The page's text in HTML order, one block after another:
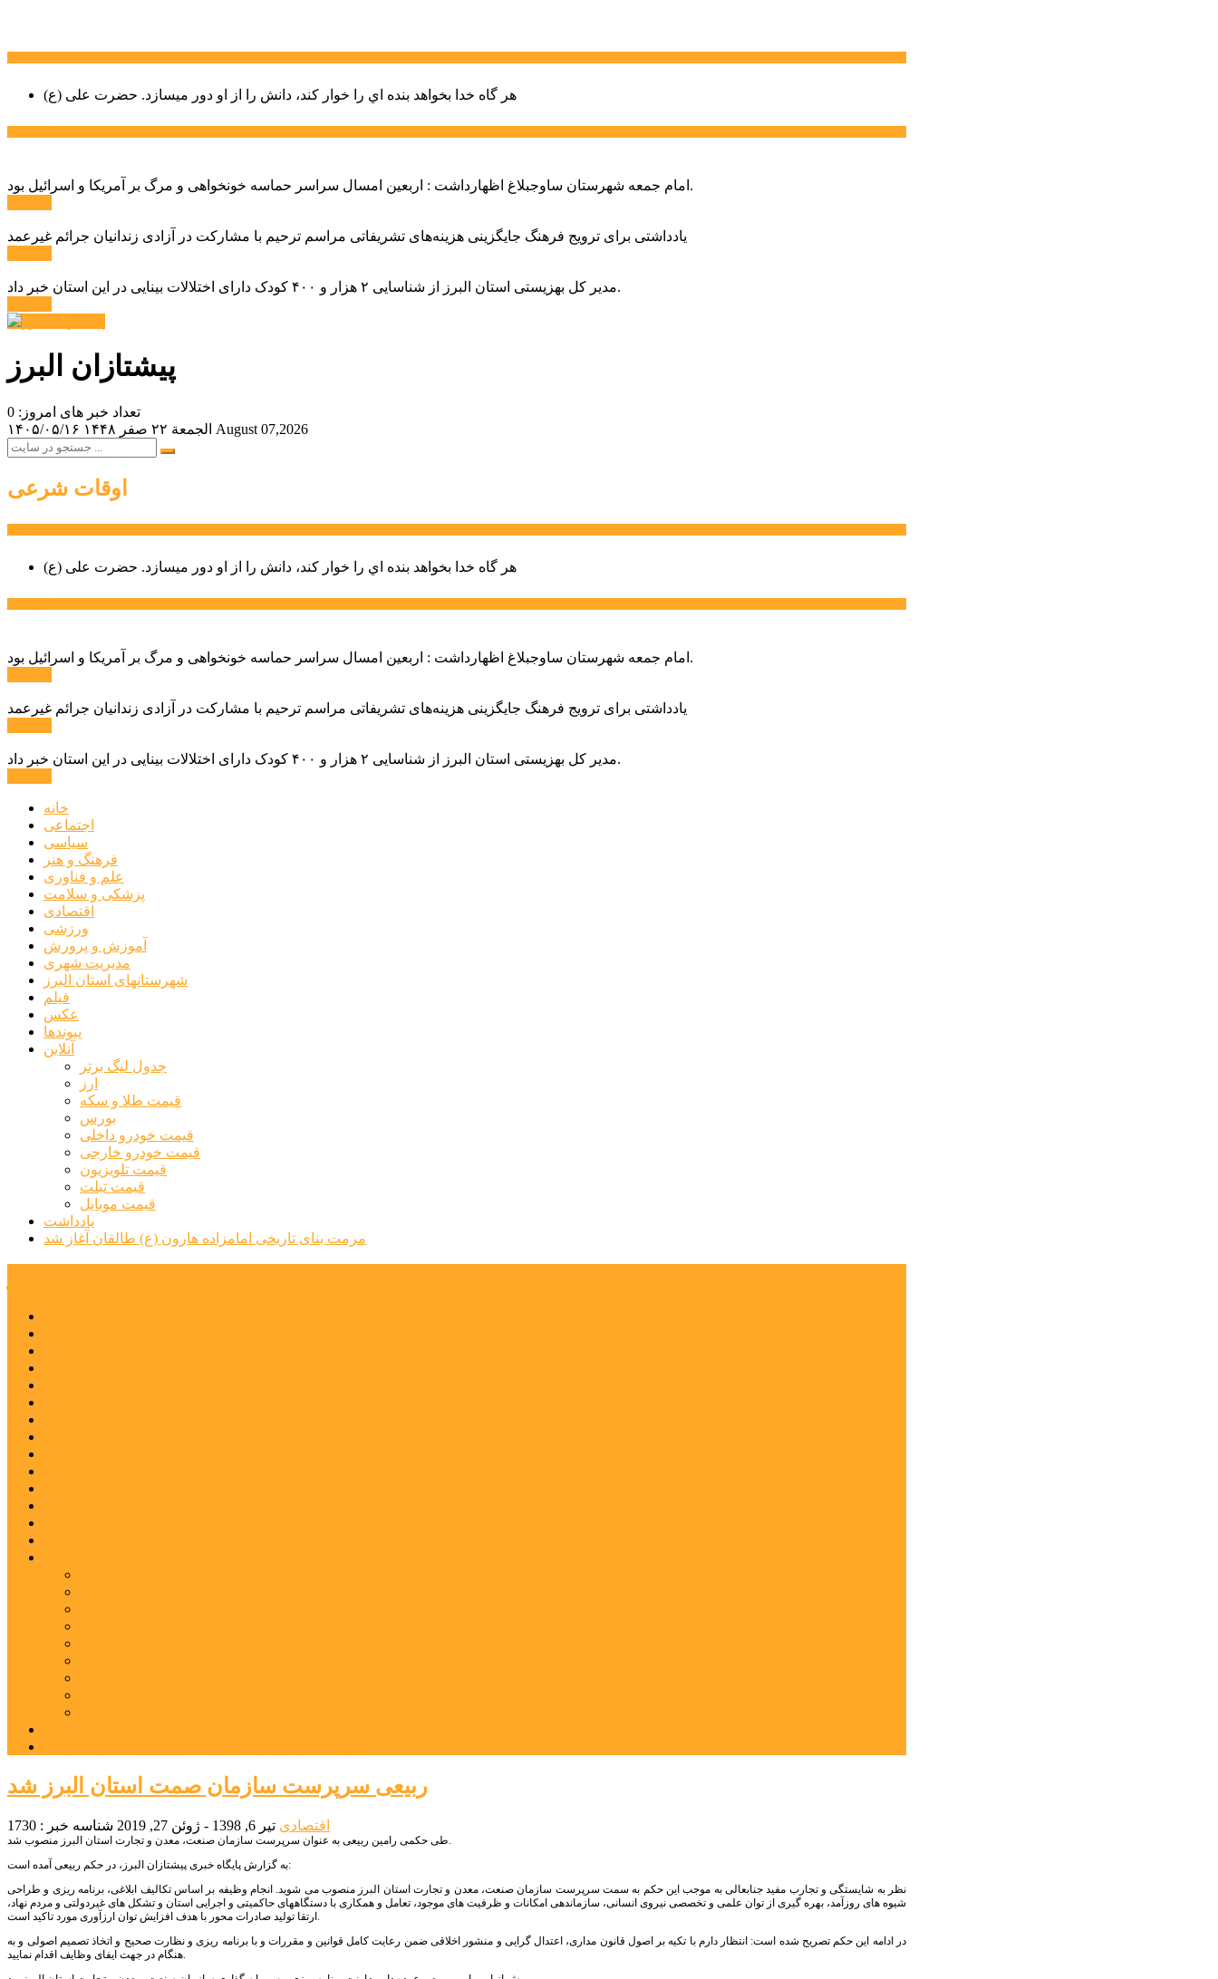
هر گاه خدا بخواهد بنده اي را خوار كند، دانش را از او دور میسازد. حضرت علی (ع)
امام جمعه شهرستان ساوجبلاغ اظهارداشت : اربعین امسال سراسر حماسه خونخواهی و مرگ بر آمریکا و اسرائیل بود.
یادداشتی برای ترویج فرهنگ جایگزینی هزینه‌های تشریفاتی مراسم ترحیم با مشارکت در آزادی زندانیان جرائم غیرعمد
مدیر کل بهزیستی استان البرز از شناسایی ۲ هزار و ۴۰۰ کودک دارای اختلالات بینایی در این استان خبر داد.
پیشتازان البرز
تعداد خبر های امروز: 0
۱۴۰۵/۰۵/۱۶
الجمعة ۲۲ صفر ۱۴۴۸ August 07,2026
اوقات شرعی
هر گاه خدا بخواهد بنده اي را خوار كند، دانش را از او دور میسازد. حضرت علی (ع)
امام جمعه شهرستان ساوجبلاغ اظهارداشت : اربعین امسال سراسر حماسه خونخواهی و مرگ بر آمریکا و اسرائیل بود.
یادداشتی برای ترویج فرهنگ جایگزینی هزینه‌های تشریفاتی مراسم ترحیم با مشارکت در آزادی زندانیان جرائم غیرعمد
مدیر کل بهزیستی استان البرز از شناسایی ۲ هزار و ۴۰۰ کودک دارای اختلالات بینایی در این استان خبر داد.
خانه
اجتماعی
سیاسی
فرهنگ و هنر
علم و فناوری
پزشکی و سلامت
اقتصادی
ورزشی
آموزش و پرورش
مدیریت شهری
شهرستانهای استان البرز
فیلم
عکس
پیوندها
آنلاین
جدول لیگ برتر
ارز
قیمت طلا و سکه
بورس
قیمت خودرو داخلی
قیمت خودرو خارجی
قیمت تلویزیون
قیمت تبلت
قیمت موبایل
یادداشت
مرمت بنای تاریخی امامزاده هارون (ع) طالقان آغاز شد
ربیعی سرپرست سازمان صمت استان البرز شد
اقتصادی تیر 6, 1398 - ژوئن 27, 2019 شناسه خبر : 1730
طی حکمی رامین ربیعی به عنوان سرپرست سازمان صنعت، معدن و تجارت استان البرز منصوب شد.
به گزارش پایگاه خبری پیشتازان البرز، در حکم ربیعی آمده است:
نظر به شایستگی و تجارب مفید جنابعالی به موجب این حکم به سمت سرپرست سازمان صنعت، معدن و تجارت استان البرز منصوب می شوید. انجام وظیفه بر اساس تکالیف ابلاغی، برنامه ریزی و طراحی
شیوه های روزآمد، بهره گیری از توان علمی و تخصصی نیروی انسانی، سازماندهی امکانات و ظرفیت های موجود، تعامل و همکاری با دستگاههای حاکمیتی و اجرایی استان و تشکل های غیردولتی و مردم نهاد،
ارتقا تولید صادرات محور با هدف افزایش توان ارزآوری مورد تاکید است.
در ادامه این حکم تصریح شده است: انتظار دارم با تکیه بر اصول قانون مداری، اعتدال گرایی و منشور اخلاقی ضمن رعایت کامل قوانین و مقررات و با برنامه ریزی و نظارت صحیح و اتخاذ تصمیم اصولی و به
هنگام در جهت ایفای وظایف اقدام نمایید.